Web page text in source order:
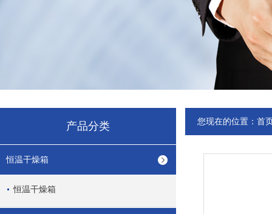
产品分类
恒温干燥箱
恒温干燥箱
您现在的位置： 首